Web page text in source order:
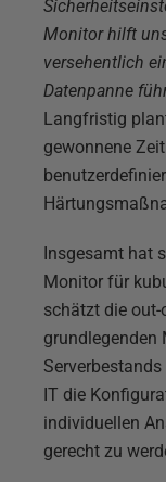
Monitor hilft
versehentlich
Datenpanne
Langfristig
gewonnene
Insgesamt hat
Monitor für
schätzt die
grundlegenden
IT die
individuellen
gerecht zu